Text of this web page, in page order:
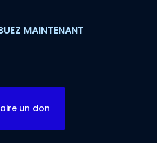
MAINTENANT
un don